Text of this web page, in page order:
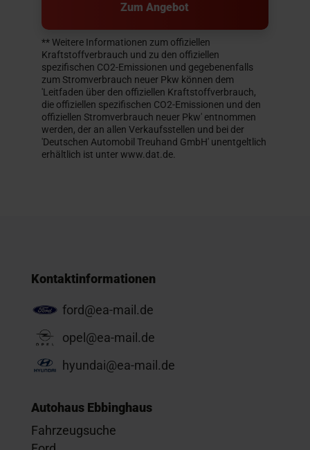
Zum Angebot
** Weitere Informationen zum offiziellen
Kraftstoffverbrauch und zu den offiziellen
spezifischen CO2-Emissionen und gegebenenfalls
zum Stromverbrauch neuer Pkw können dem
'Leitfaden über den offiziellen Kraftstoffverbrauch,
die offiziellen spezifischen CO2-Emissionen und den
offiziellen Stromverbrauch neuer Pkw' entnommen
werden, der an allen Verkaufsstellen und bei der
'Deutschen Automobil Treuhand GmbH' unentgeltlich
erhältlich ist unter www.dat.de.
Kontaktinformationen
ford@ea-mail.de
opel@ea-mail.de
hyundai@ea-mail.de
Autohaus Ebbinghaus
Fahrzeugsuche